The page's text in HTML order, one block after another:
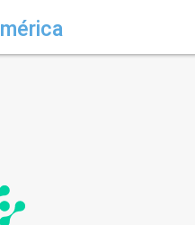
mérica